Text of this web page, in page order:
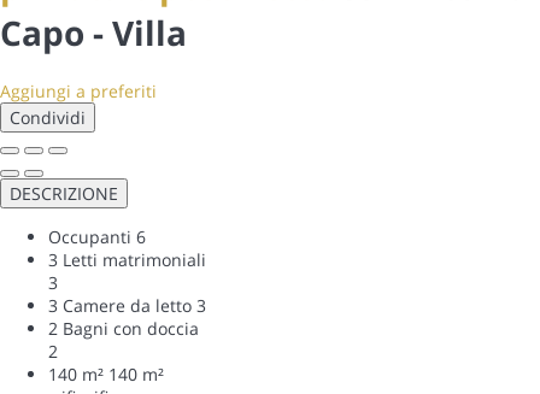
Capo -Villa
Aggiungi a preferiti
Condividi
DESCRIZIONE
Occupanti 6
3 Letti matrimoniali
3
3 Camere da letto 3
2 Bagni con doccia
2
140 m² 140 m²